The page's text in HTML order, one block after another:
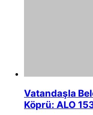
Vatandaşla
Köprü: ALO